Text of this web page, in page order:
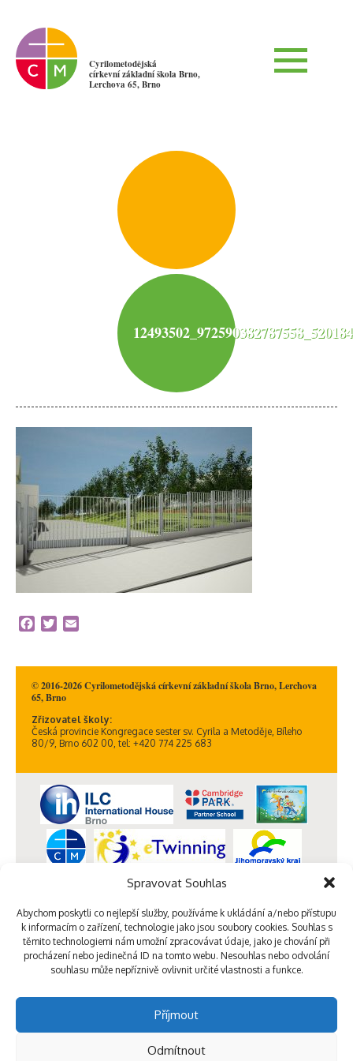
Spravovat Souhlas
Abychom poskytli co nejlepší služby, používáme k ukládání a/nebo přístupu
k informacím o zařízení, technologie jako jsou soubory cookies. Souhlas s
těmito technologiemi nám umožní zpracovávat údaje, jako je chování při
procházení nebo jedinečná ID na tomto webu. Nesouhlas nebo odvolání
souhlasu může nepříznivě ovlivnit určité vlastnosti a funkce.
Příjmout
Odmítnout
Cyrilometodějská
církevní základní škola Brno,
Lerchova 65, Brno
Facebook
Twitter
© 2016-2026 Cyrilometodějská církevní základní škola Brno, Lerchova
65, Brno
Zřizovatel školy:
Česká provincie Kongregace sester sv. Cyrila a Metoděje, Bíleho
80/9, Brno 602 00, tel: +420 774 225 683